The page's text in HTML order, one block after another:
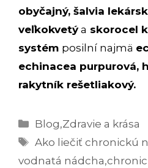
obyčajný, šalvia
veľkokvetýa skorocel
systém posilní najmä
echinacea purpurová,
rakytník rešetliakový.
Kategórie
Blog,Zdravie a krása
Značky
Ako liečiť chronickú
vodnatá nádcha,